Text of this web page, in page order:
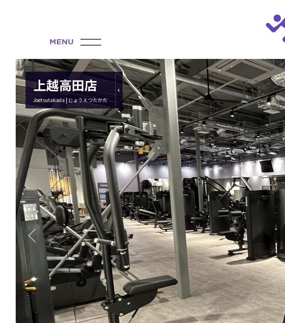
上越高田店
Joetsutakada | じょうえつたかだ